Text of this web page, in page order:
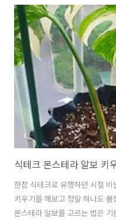
가야 하는 건 어떻게 알고 있는
잠만 자거나 놀러 나가면 큰일
이 없다면 주말은 항상 강아지와
면 놀이터가 있어요. 저는 평일
가격을 이야기하면 저렴하지 않
8,00..
식테크 몬스테라 알보 키
한참 식테크로 유행하던 시절
키우기를 해보고 정말 하나도
몬스테라 알보를 고르는 법은